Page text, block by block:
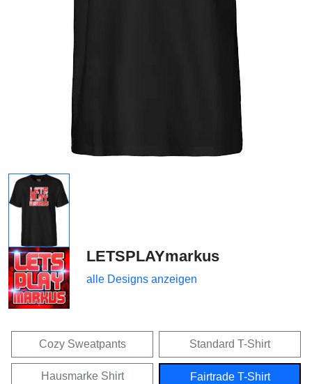
LETSPLAYmarkus
alle Designs anzeigen
Cozy Sweatpants Standard T-Shirt
Hausmarke Shirt Fairtrade T-Shirt